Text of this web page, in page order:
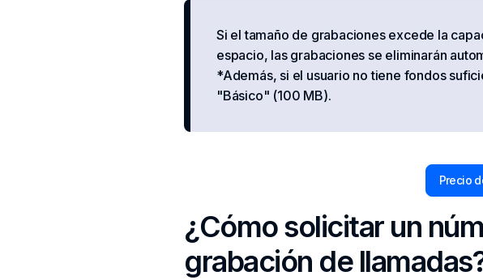
Si el tamaño de grabaciones excede la
espacio, las grabaciones se eliminarán
*Además, si el usuario no tiene fondos
"Básico" (100 MB).
Precio
¿Cómo solicitar un
grabación de